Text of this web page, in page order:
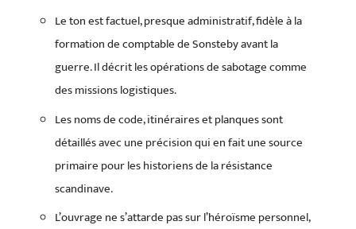
Le ton est factuel, presque administratif, fidèle à la
formation de comptable de Sonsteby avant la
guerre. Il décrit les opérations de sabotage comme
des missions logistiques.
Les noms de code, itinéraires et planques sont
détaillés avec une précision qui en fait une source
primaire pour les historiens de la résistance
scandinave.
L’ouvrage ne s’attarde pas sur l’héroïsme personnel,